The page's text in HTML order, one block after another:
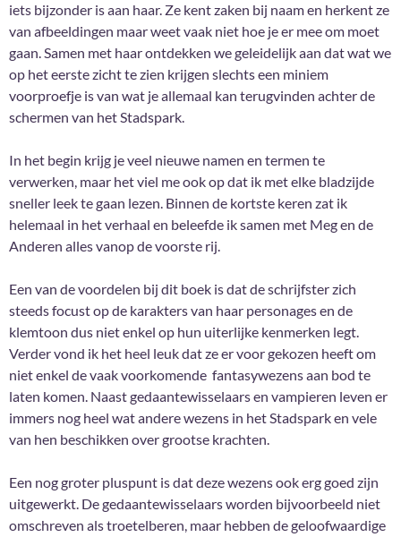
iets bijzonder is aan haar. Ze kent zaken bij naam en herkent ze
van afbeeldingen maar weet vaak niet hoe je er mee om moet
gaan. Samen met haar ontdekken we geleidelijk aan dat wat we
op het eerste zicht te zien krijgen slechts een miniem
voorproefje is van wat je allemaal kan terugvinden achter de
schermen van het Stadspark.
In het begin krijg je veel nieuwe namen en termen te
verwerken, maar het viel me ook op dat ik met elke bladzijde
sneller leek te gaan lezen. Binnen de kortste keren zat ik
helemaal in het verhaal en beleefde ik samen met Meg en de
Anderen alles vanop de voorste rij.
Een van de voordelen bij dit boek is dat de schrijfster zich
steeds focust op de karakters van haar personages en de
klemtoon dus niet enkel op hun uiterlijke kenmerken legt.
Verder vond ik het heel leuk dat ze er voor gekozen heeft om
niet enkel de vaak voorkomende fantasywezens aan bod te
laten komen. Naast gedaantewisselaars en vampieren leven er
immers nog heel wat andere wezens in het Stadspark en vele
van hen beschikken over grootse krachten.
Een nog groter pluspunt is dat deze wezens ook erg goed zijn
uitgewerkt. De gedaantewisselaars worden bijvoorbeeld niet
omschreven als troetelberen, maar hebben de geloofwaardige